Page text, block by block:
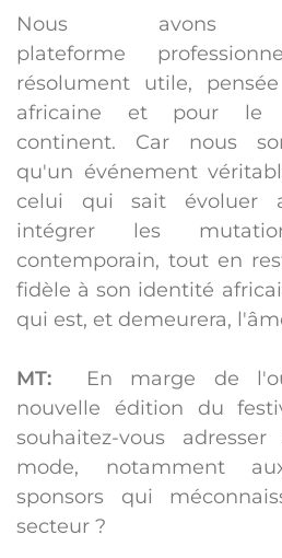
Nous
plateforme
résolument utile,
africaine et pour le
continent. Car nous
qu'un événement
celui qui sait évoluer
intégrer les
contemporain, tout en
fidèle à son identité
qui est, et demeurera,
MT: En marge de
nouvelle édition du
souhaitez-vous
mode, notamment
sponsors qui
secteur ?